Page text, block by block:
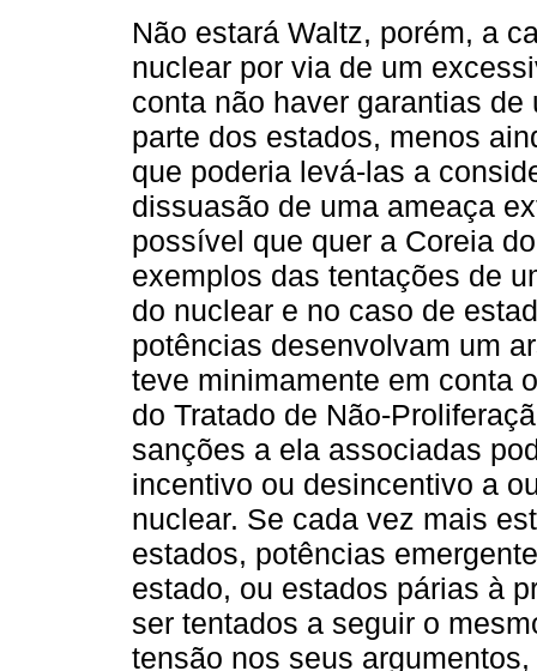
Não estará Waltz, porém, a
nuclear por via de um
conta não haver garantias
parte dos estados, menos
que poderia levá-las a
dissuasão de uma ameaça
possível que quer a Coreia
exemplos das tentações de
do nuclear e no caso de
potências desenvolvam um
teve minimamente em conta
do Tratado de Não-
sanções a ela associadas
incentivo ou desincentivo a
nuclear. Se cada vez mais
estados, potências
estado, ou estados párias à
ser tentados a seguir o
tensão nos seus